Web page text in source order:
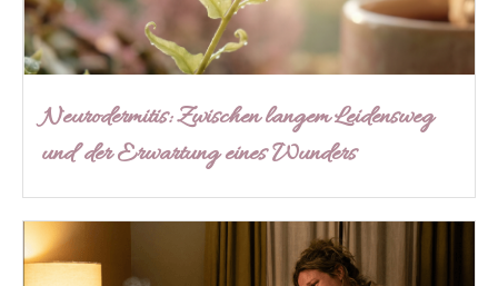
Neurodermitis: Zwischen langem Leidensweg
und der Erwartung eines Wunders